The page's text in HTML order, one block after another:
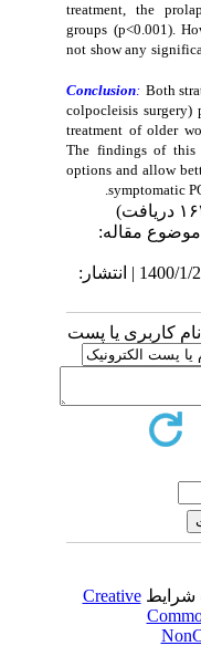
treatment, the
groups (p<0.001).
not show any
Conclusion: Both
colpocleisis
treatment of older
The findings of
options and allow
symptomatic
مقاله:
دریافت: 1399/10/6 | پذیرش: 1400/1/25 | انتشار:
کاربری یا پست
Creative